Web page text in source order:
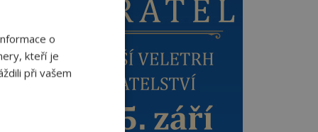
o
kteří je
při vašem